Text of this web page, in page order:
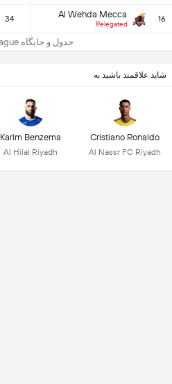
16
Al Wehda Mecca
Relegated
34
جدول و جایگاه Saudi League
شاید علاقمند باشید به
Cristiano Ronaldo
Al Nassr FC Riyadh
Karim Benzema
Al Hilal Riyadh